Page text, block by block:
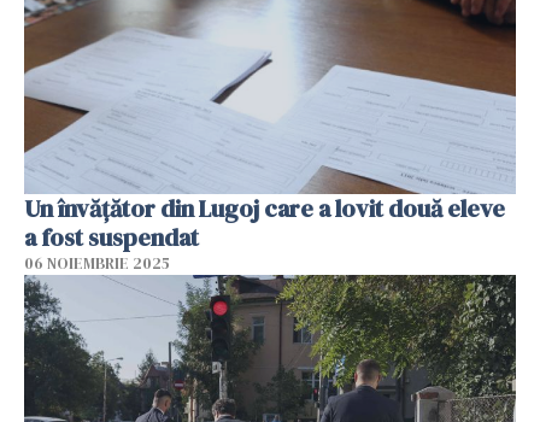
Un învățător din Lugoj care a lovit două eleve
a fost suspendat
06 NOIEMBRIE 2025